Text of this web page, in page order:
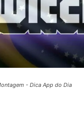
- Dica App do Dia